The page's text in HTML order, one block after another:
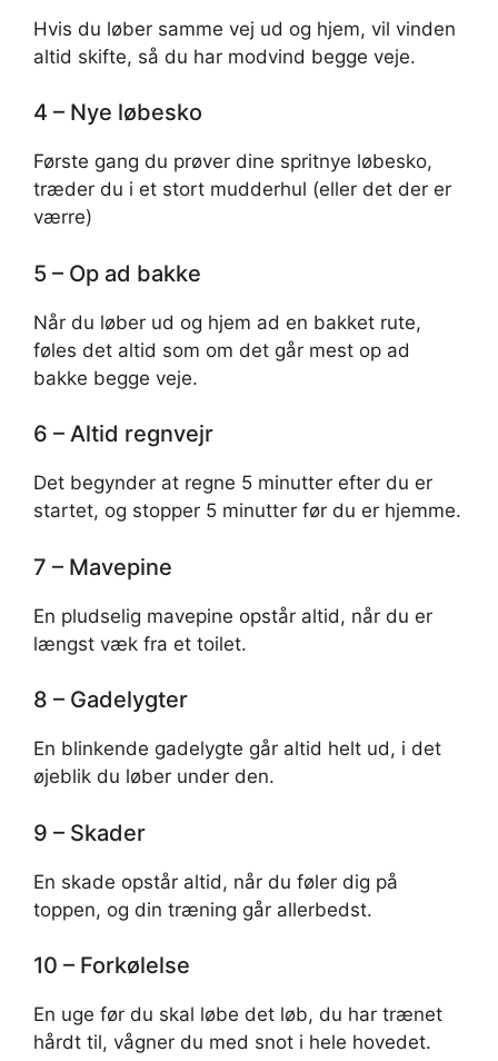
Hvis du løber samme vej ud og hjem, vil vinden
altid skifte, så du har modvind begge veje.
4 – Nye løbesko
Første gang du prøver dine spritnye løbesko,
træder du i et stort mudderhul (eller det der er
værre)
5 – Op ad bakke
Når du løber ud og hjem ad en bakket rute,
føles det altid som om det går mest op ad
bakke begge veje.
6 – Altid regnvejr
Det begynder at regne 5 minutter efter du er
startet, og stopper 5 minutter før du er hjemme.
7 – Mavepine
En pludselig mavepine opstår altid, når du er
længst væk fra et toilet.
8 – Gadelygter
En blinkende gadelygte går altid helt ud, i det
øjeblik du løber under den.
9 – Skader
En skade opstår altid, når du føler dig på
toppen, og din træning går allerbedst.
10 – Forkølelse
En uge før du skal løbe det løb, du har trænet
hårdt til, vågner du med snot i hele hovedet.